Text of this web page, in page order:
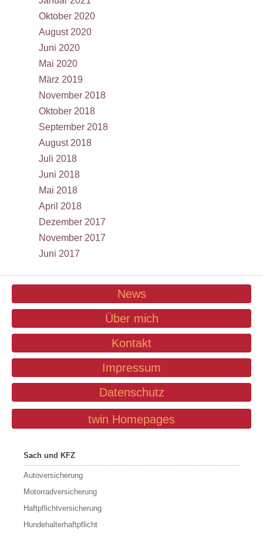
Oktober 2020
August 2020
Juni 2020
Mai 2020
März 2019
November 2018
Oktober 2018
September 2018
August 2018
Juli 2018
Juni 2018
Mai 2018
April 2018
Dezember 2017
November 2017
Juni 2017
News
Über mich
Kontakt
Impressum
Datenschutz
twin Homepages
Sach und KFZ
Autoversicherung
Motorradversicherung
Haftpflichtversicherung
Hundehalterhaftpflicht